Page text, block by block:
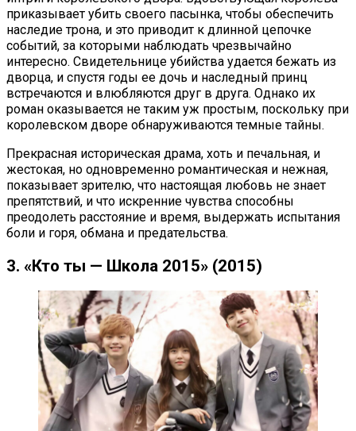
приказывает убить своего пасынка, чтобы обеспечить
наследие трона, и это приводит к длинной цепочке
событий, за которыми наблюдать чрезвычайно
интересно. Свидетельнице убийства удается бежать из
дворца, и спустя годы ее дочь и наследный принц
встречаются и влюбляются друг в друга. Однако их
роман оказывается не таким уж простым, поскольку при
королевском дворе обнаруживаются темные тайны.
Прекрасная историческая драма, хоть и печальная, и
жестокая, но одновременно романтическая и нежная,
показывает зрителю, что настоящая любовь не знает
препятствий, и что искренние чувства способны
преодолеть расстояние и время, выдержать испытания
боли и горя, обмана и предательства.
3. «Кто ты — Школа 2015» (2015)